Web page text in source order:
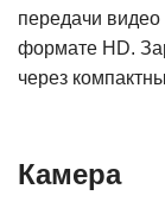
передачи
формате HD.
через
Камера